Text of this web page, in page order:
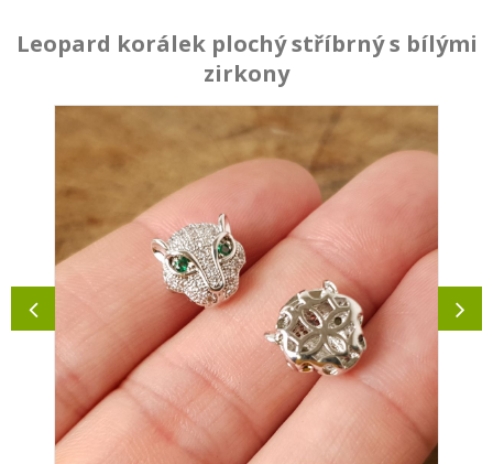
Leopard korálek plochý stříbrný s bílými
zirkony